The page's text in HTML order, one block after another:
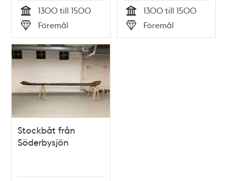
Tid
1300 till 1500
Typ
Föremål Tid
1300 till 1500
Typ
Föremål
Stockbåt från
Söderbysjön